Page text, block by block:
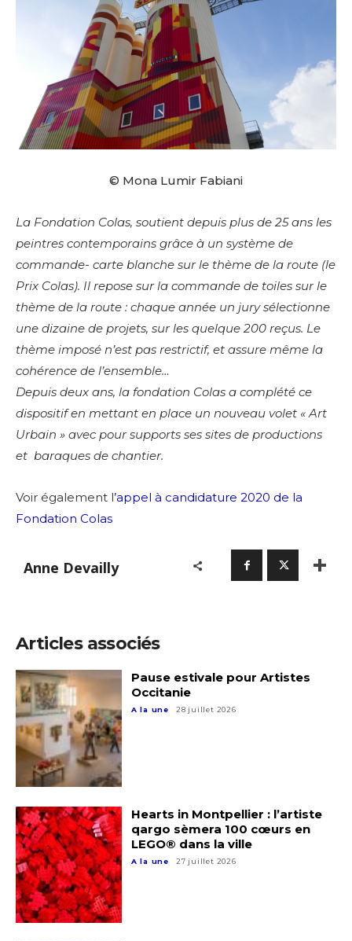
Adresse email*
Nom
Statut / Organisation
J'accepte lestermes et conditions
* Champ obligatoire
Adresse email*
Nom
Prénom
J'accepte lestermes et conditions
* Champ obligatoire
© Mona Lumir Fabiani
La Fondation Colas, soutient depuis plus de 25 ans les
peintres contemporains grâce à un système de
commande- carte blanche sur le thème de la route (le
Prix Colas). Il repose sur la commande de toiles sur le
thème de la route : chaque année un jury sélectionne
une dizaine de projets, sur les quelque 200 reçus. Le
thème imposé n’est pas restrictif, et assure même la
cohérence de l’ensemble…
Depuis deux ans, la fondation Colas a complété ce
dispositif en mettant en place un nouveau volet « Art
Urbain » avec pour supports ses sites de productions
et baraques de chantier.
Voir également l’appel à candidature 2020 de la
Fondation Colas
Anne Devailly
Articles associés
Pause estivale pour Artistes
Occitanie
A la une 28 juillet 2026
Hearts in Montpellier : l’artiste
qargo sèmera 100 cœurs en
LEGO® dans la ville
A la une 27 juillet 2026